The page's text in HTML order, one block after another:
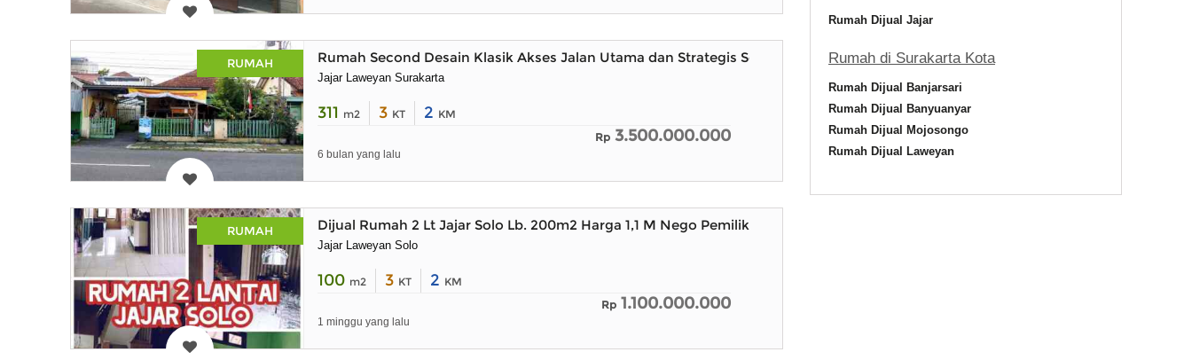
RUMAH Rumah Second Desain Klasik Akses Jalan Utama dan Strategis Solo Kota
Jajar Laweyan Surakarta
311 m2 3 KT 2 KM
Rp 3.500.000.000
6 bulan yang lalu
RUMAH Dijual Rumah 2 Lt Jajar Solo Lb. 200m2 Harga 1,1 M Nego Pemilik
Jajar Laweyan Solo
100 m2 3 KT 2 KM
Rp 1.100.000.000
1 minggu yang lalu
Rumah Dijual Jajar
Rumah di Surakarta Kota
Rumah Dijual Banjarsari
Rumah Dijual Banyuanyar
Rumah Dijual Mojosongo
Rumah Dijual Laweyan